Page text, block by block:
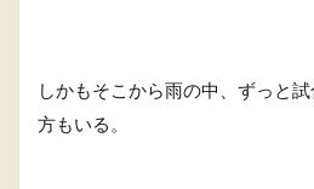
しかもそこから雨の中、ずっと
方もいる。